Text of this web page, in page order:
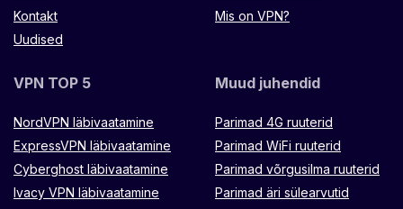
Kontakt
Uudised
Mis on VPN?
VPN TOP 5
NordVPN läbivaatamine
ExpressVPN läbivaatamine
Cyberghost läbivaatamine
Ivacy VPN läbivaatamine
Muud juhendid
Parimad 4G ruuterid
Parimad WiFi ruuterid
Parimad võrgusilma ruuterid
Parimad äri sülearvutid